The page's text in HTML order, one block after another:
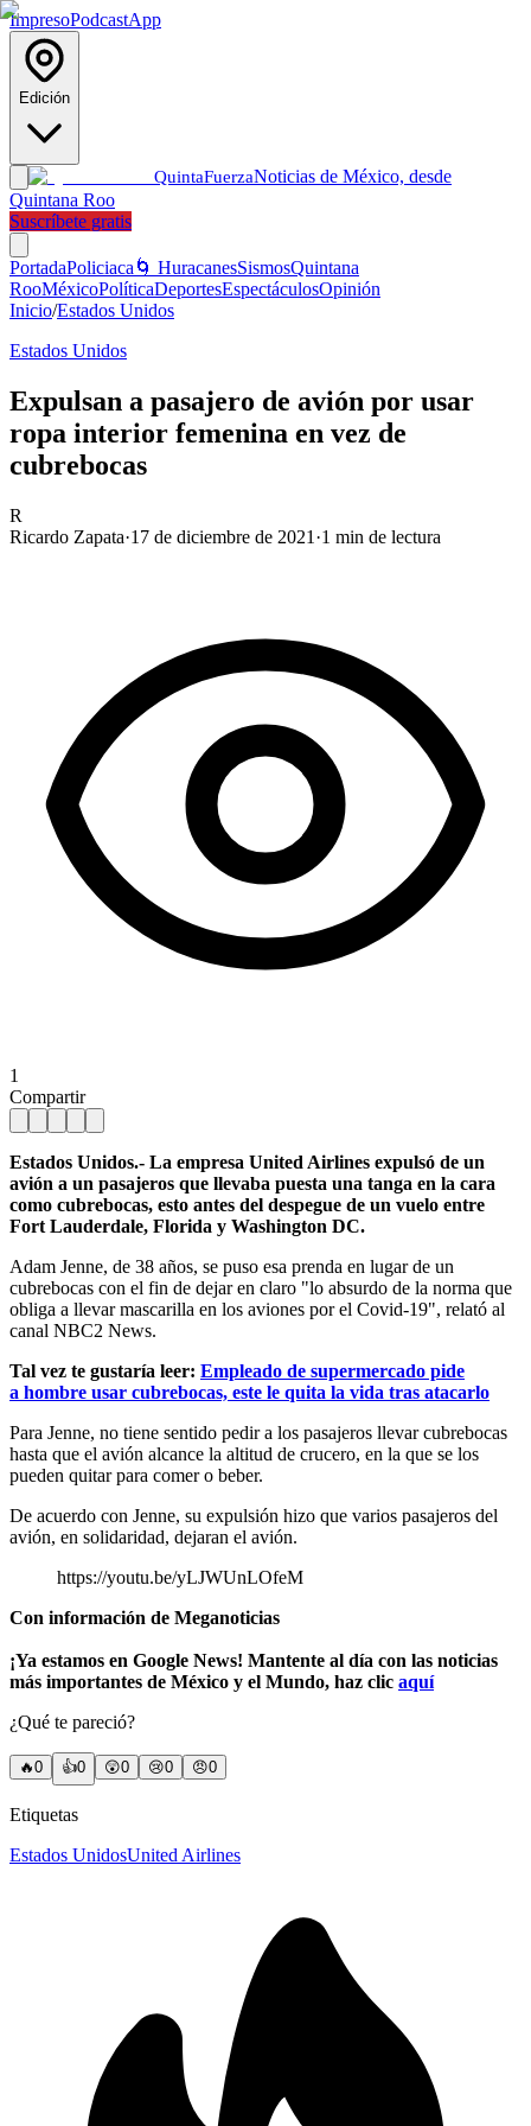
ImpresoPodcastApp
Edición
QuintaFuerzaNoticias de México, desde
Quintana Roo
Suscríbete gratis
PortadaPoliciaca 🌀 HuracanesSismosQuintana
RooMéxicoPolíticaDeportesEspectáculosOpinión
Inicio/Estados Unidos
Estados Unidos
Expulsan a pasajero de avión por usar
ropa interior femenina en vez de
cubrebocas
R
Ricardo Zapata·17 de diciembre de 2021 ·1 min de lectura
1
Compartir
Estados Unidos.- La empresa United Airlines expulsó de un
avión a un pasajeros que llevaba puesta una tanga en la cara
como cubrebocas, esto antes del despegue de un vuelo entre
Fort Lauderdale, Florida y Washington DC.
Adam Jenne, de 38 años, se puso esa prenda en lugar de un
cubrebocas con el fin de dejar en claro "lo absurdo de la norma que
obliga a llevar mascarilla en los aviones por el Covid-19", relató al
canal NBC2 News.
Tal vez te gustaría leer: Empleado de supermercado pide
a hombre usar cubrebocas, este le quita la vida tras atacarlo
Para Jenne, no tiene sentido pedir a los pasajeros llevar cubrebocas
hasta que el avión alcance la altitud de crucero, en la que se los
pueden quitar para comer o beber.
De acuerdo con Jenne, su expulsión hizo que varios pasajeros del
avión, en solidaridad, dejaran el avión.
https://youtu.be/yLJWUnLOfeM
Con información de Meganoticias
¡Ya estamos en Google News! Mantente al día con las noticias
más importantes de México y el Mundo, haz clic aquí
¿Qué te pareció?
🔥0 👍0 😲0 😢0 😠0
Etiquetas
Estados UnidosUnited Airlines